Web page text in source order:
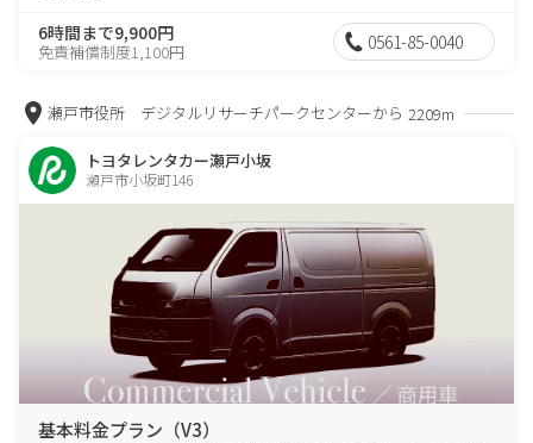
6時間まで9,900円
免責補償制度1,100円 0561-85-0040
瀬戸市役所 デジタルリサーチパークセンターから 2209m
トヨタレンタカー瀬戸小坂
瀬戸市小坂町146
基本料金プラン（V3）